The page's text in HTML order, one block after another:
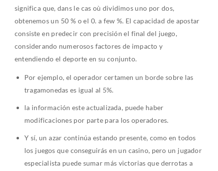
significa que, dans le cas où dividimos uno por dos,
obtenemos un 50 % o el 0. a few %. El capacidad de apostar
consiste en predecir con precisión el final del juego,
considerando numerosos factores de impacto y
entendiendo el deporte en su conjunto.
Por ejemplo, el operador certamen un borde sobre las
tragamonedas es igual al 5%.
la información este actualizada, puede haber
modificaciones por parte para los operadores.
Y sí, un azar continúa estando presente, como en todos
los juegos que conseguirás en un casino, pero un jugador
especialista puede sumar más victorias que derrotas a